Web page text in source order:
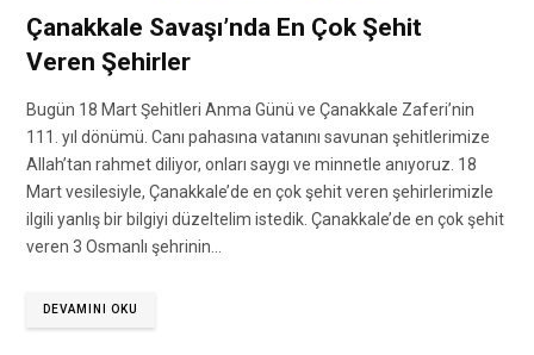
Çanakkale Savaşı’nda En Çok Şehit
Veren Şehirler
Bugün 18 Mart Şehitleri Anma Günü ve Çanakkale Zaferi’nin
111. yıl dönümü. Canı pahasına vatanını savunan şehitlerimize
Allah’tan rahmet diliyor, onları saygı ve minnetle anıyoruz. 18
Mart vesilesiyle, Çanakkale’de en çok şehit veren şehirlerimizle
ilgili yanlış bir bilgiyi düzeltelim istedik. Çanakkale’de en çok şehit
veren 3 Osmanlı şehrinin…
DEVAMINI OKU